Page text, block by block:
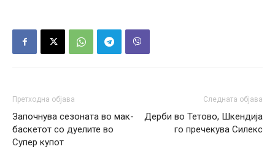
Претходна објава
Започнува сезоната во мак-
баскетот со дуелите во
Супер купот
Следната објава
Дерби во Тетово, Шкендија
го пречекува Силекс